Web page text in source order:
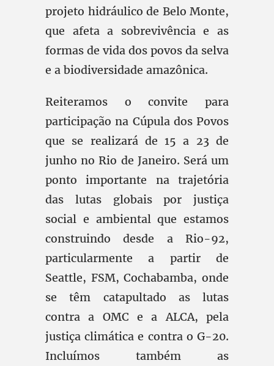
projeto hidráulico de Belo Monte,
que afeta a sobrevivência e as
formas de vida dos povos da selva
e a biodiversidade amazônica.
Reiteramos o convite para
participação na Cúpula dos Povos
que se realizará de 15 a 23 de
junho no Rio de Janeiro. Será um
ponto importante na trajetória
das lutas globais por justiça
social e ambiental que estamos
construindo desde a Rio-92,
particularmente a partir de
Seattle, FSM, Cochabamba, onde
se têm catapultado as lutas
contra a OMC e a ALCA, pela
justiça climática e contra o G-20.
Incluímos também as